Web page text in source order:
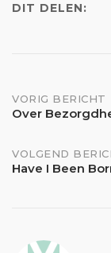
DIT DELEN:
Bericht
VORIG BERICHT
Over
VOLGEND
Have I Been